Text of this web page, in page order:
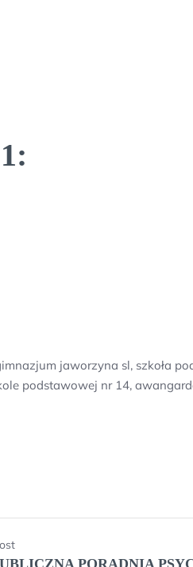
jaworzyna sl, szkoła
podstawowej nr 14,
PORADNIA